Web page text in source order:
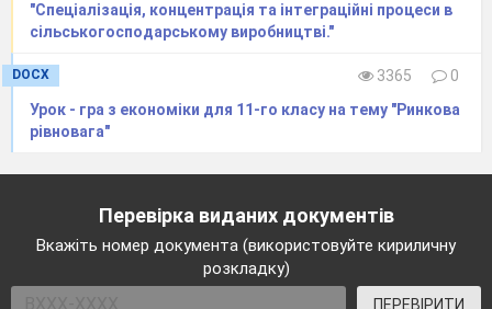
"Спеціалізація, концентрація та інтеграційні процеси в
сільськогосподарському виробництві."
DOCX 3365
0
Урок - гра з економіки для 11-го класу на тему "Ринкова
рівновага"
Перевірка виданих документів
Вкажіть номер документа (використовуйте кириличну
розкладку)
ПЕРЕВІРИТИ